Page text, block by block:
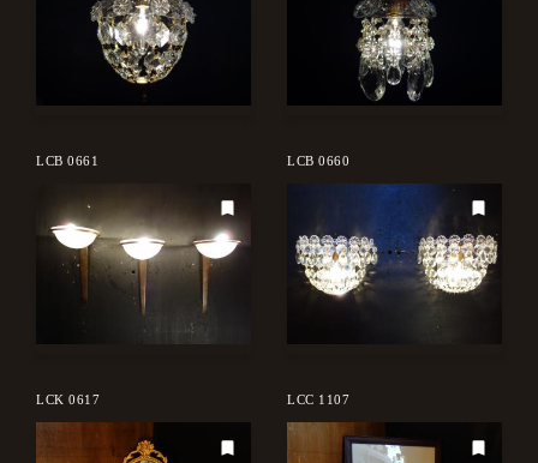
LCB 0661 LCB 0660
LCK 0617 LCC 1107